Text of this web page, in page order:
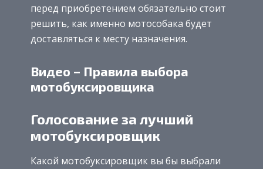
перед приобретением обязательно стоит
решить, как именно мотособака будет
доставляться к месту назначения.
Видео – Правила выбора
мотобуксировщика
Голосование за лучший
мотобуксировщик
Какой мотобуксировщик вы бы выбрали